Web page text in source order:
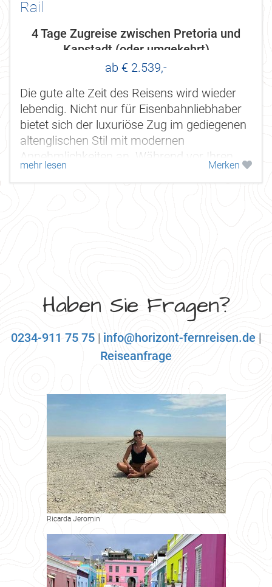
Rail
4 Tage Zugreise zwischen Pretoria und
Kapstadt (oder umgekehrt)
ab € 2.539,-
Die gute alte Zeit des Reisens wird wieder
lebendig. Nicht nur für Eisenbahnliebhaber
bietet sich der luxuriöse Zug im gediegenen
altenglischen Stil mit modernen
Annehmlichkeiten an. Während vor Ihren
Augen die faszinierenden...
mehr lesen Merken
Haben Sie Fragen?
0234-911 75 75 | info@horizont-fernreisen.de |
Reiseanfrage
Ricarda Jeromin